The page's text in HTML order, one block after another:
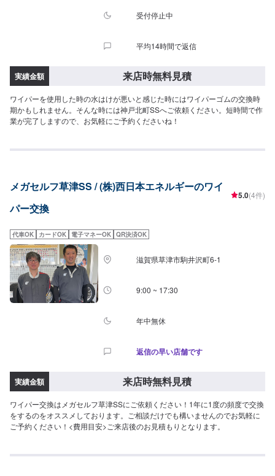
受付停止中
平均14時間で返信
実績金額 来店時無料見積
ワイパーを使用した時の水はけが悪いと感じた時にはワイパーゴムの交換時
期かもしれません。そんな時には神戸北町SSへご依頼ください。短時間で作
業が完了しますので、お気軽にご予約くださいね！
メガセルフ草津SS / (株)西日本エネルギーのワイ
パー交換
5.0(4件)
代車OK カードOK 電子マネーOK QR決済OK
滋賀県草津市駒井沢町6-1
9:00 ~ 17:30
年中無休
返信の早い店舗です
実績金額 来店時無料見積
ワイパー交換はメガセルフ草津SSにご依頼ください！1年に1度の頻度で交換
をするのをオススメしております。ご相談だけでも構いませんのでお気軽に
ご予約ください！<費用目安>ご来店後のお見積もりとなります。